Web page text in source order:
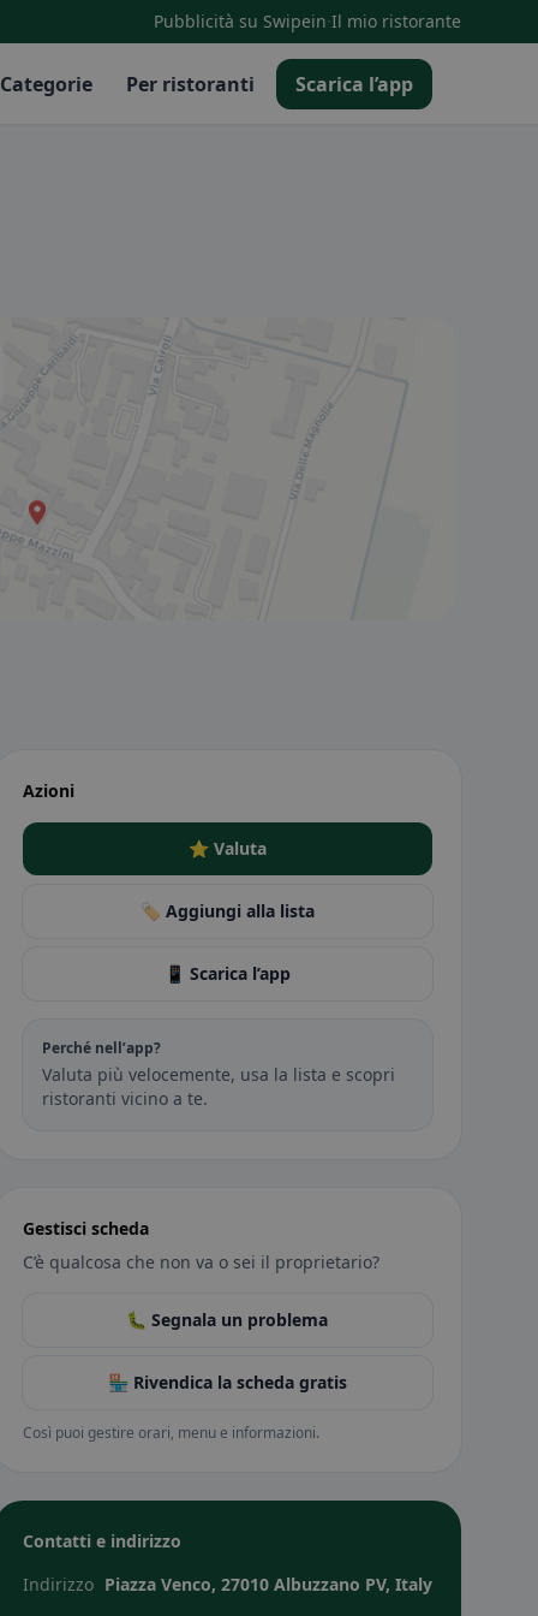
Pubblicità su Swipein·Il mio ristorante
Categorie Per ristoranti Scarica l’app
Azioni
⭐ Valuta
🏷️ Aggiungi alla lista
📱 Scarica l’app
Perché nell’app?
Valuta più velocemente, usa la lista e scopri
ristoranti vicino a te.
Gestisci scheda
C’è qualcosa che non va o sei il proprietario?
🐛 Segnala un problema
🏪 Rivendica la scheda gratis
Così puoi gestire orari, menu e informazioni.
Contatti e indirizzo
Indirizzo Piazza Venco, 27010 Albuzzano PV, Italy